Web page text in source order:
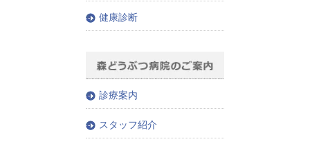
健康診断
診療案内
スタッフ紹介